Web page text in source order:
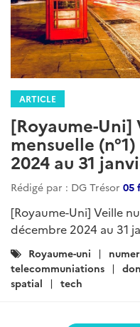
ARTICLE
[Royaume-
mensuelle
2024 au 31
Rédigé par : DG Trésor 05
[Royaume-Uni] Veille
décembre 2024 au 31
Catégories
:
Royaume-uni
telecommuniations
spatial
tech